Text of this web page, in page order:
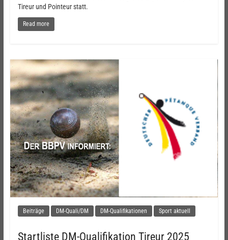
Tireur und Pointeur statt.
Read more
Beiträge DM-Quali/DM DM-Qualifikationen Sport aktuell
Startliste DM-Qualifikation Tireur 2025